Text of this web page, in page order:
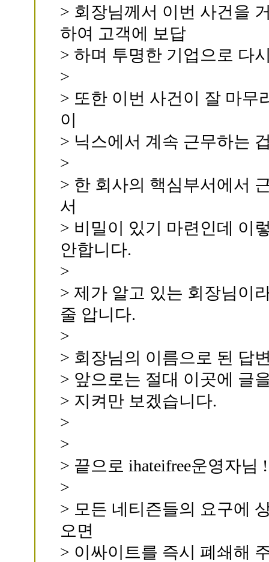
> 회장님께서 이번 사건을
하여 고객에 보답
> 하며 투명한 기업으로 다
>
> 또한 이번 사건이 잘 마무
이
> 닉스에서 계속 근무하는
>
> 한 회사의 핵심부서에서
서
> 비밀이 있기 마련인데 이
안합니다.
>
> 제가 알고 있는 회장님이
줄 압니다.
>
> 회장님의 이름으로 된 답
> 앞으로는 절대 이곳에 글
> 지켜만 보겠습니다.
>
>
> 끝으로 ihateifree운영자님 !
>
> 모든 네티즌들의 요구에
오면
> 이싸이트를 즉시 폐쇄해